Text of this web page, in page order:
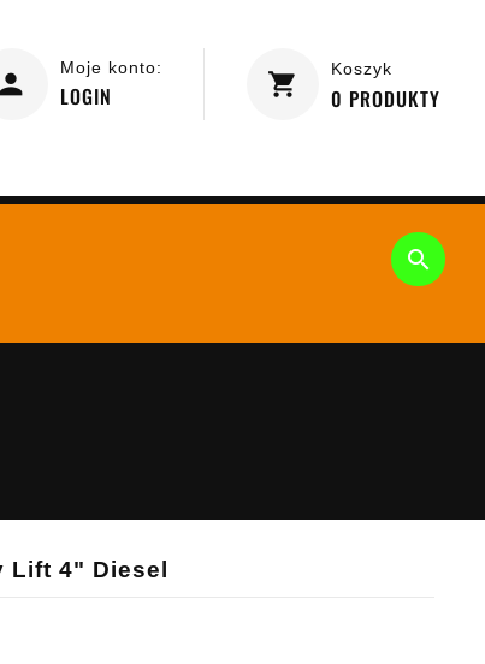
Koszyk
0 PRODUKTY
Moje konto:
LOGIN

Lift 4" Diesel